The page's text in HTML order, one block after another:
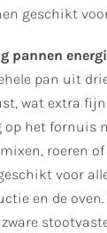
geschikt
pannen
pan uit
wat extra
op het fornuis
roeren of
voor
en de